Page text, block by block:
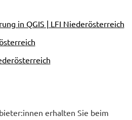
in QGIS | LFI Niederösterreich
erhalten Sie beim